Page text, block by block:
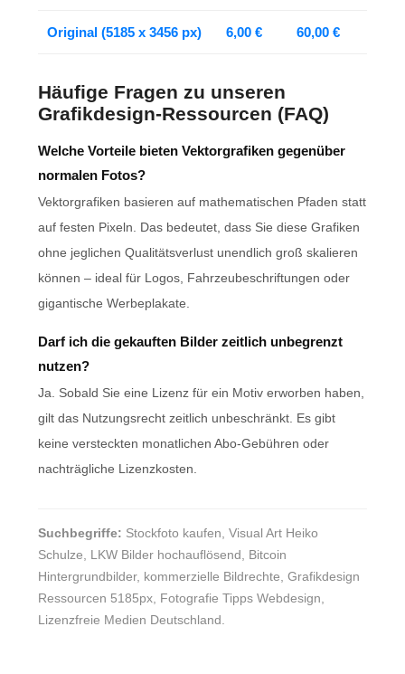
Original (5185 x 3456 px) 6,00 € 60,00 €
Häufige Fragen zu unseren
Grafikdesign-Ressourcen (FAQ)
Welche Vorteile bieten Vektorgrafiken gegenüber
normalen Fotos?
Vektorgrafiken basieren auf mathematischen Pfaden statt
auf festen Pixeln. Das bedeutet, dass Sie diese Grafiken
ohne jeglichen Qualitätsverlust unendlich groß skalieren
können – ideal für Logos, Fahrzeubeschriftungen oder
gigantische Werbeplakate.
Darf ich die gekauften Bilder zeitlich unbegrenzt
nutzen?
Ja. Sobald Sie eine Lizenz für ein Motiv erworben haben,
gilt das Nutzungsrecht zeitlich unbeschränkt. Es gibt
keine versteckten monatlichen Abo-Gebühren oder
nachträgliche Lizenzkosten.
Suchbegriffe: Stockfoto kaufen, Visual Art Heiko
Schulze, LKW Bilder hochauflösend, Bitcoin
Hintergrundbilder, kommerzielle Bildrechte, Grafikdesign
Ressourcen 5185px, Fotografie Tipps Webdesign,
Lizenzfreie Medien Deutschland.